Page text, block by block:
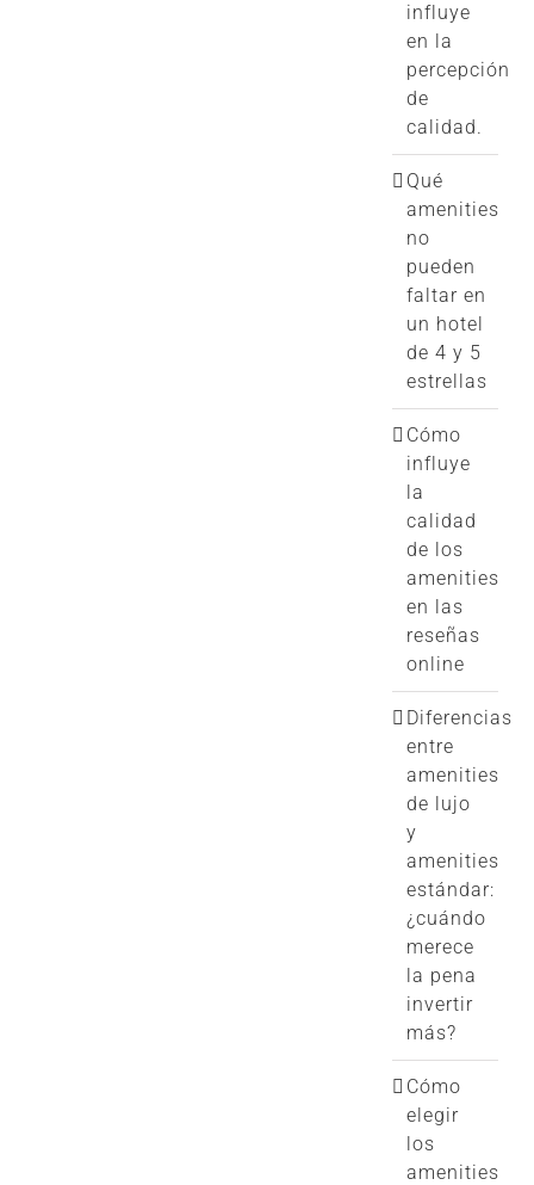
influye
en la
percepción
de
calidad.
Qué
amenities
no
pueden
faltar en
un hotel
de 4 y 5
estrellas
Cómo
influye
la
calidad
de los
amenities
en las
reseñas
online
Diferencias
entre
amenities
de lujo
y
amenities
estándar:
¿cuándo
merece
la pena
invertir
más?
Cómo
elegir
los
amenities